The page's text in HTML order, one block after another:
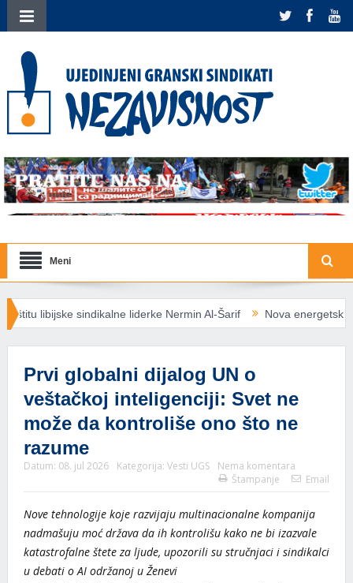
Meni
liderke Nermin Al-Šarif Nova energetska pravila EU:
Prvi globalni dijalog UN o
veštačkoj inteligenciji: Svet ne
može da kontroliše ono što ne
razume
Datum: 08. jul 2026 Kategorija: Vesti UGS
Nema komentara
Štampanje
Email
Nove tehnologije koje razvijaju multinacionalne kompanija
nadmašuju moć država da ih kontrolišu kako ne bi izazvale
katastrofalne štete za ljude, upozorili su stručnjaci i sindikalci
u debati o AI održanoj u Ženevi